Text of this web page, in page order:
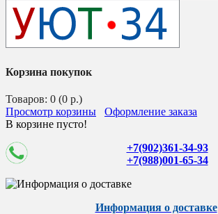
Корзина покупок
Товаров: 0 (0 р.)
Просмотр корзины
Оформление заказа
В корзине пусто!
+7(902)361-34-93
+7(988)001-65-34
Информация о доставке